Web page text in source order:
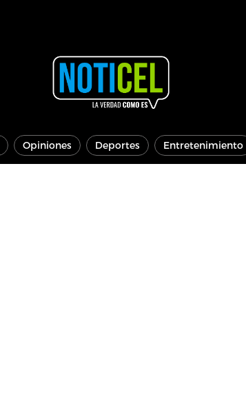
Opiniones Deportes Entretenimiento